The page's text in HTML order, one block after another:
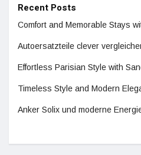
Recent Posts
Comfort and Memorable Stays
Autoersatzteile clever
Effortless Parisian Style with
Timeless Style and Modern
Anker Solix und moderne